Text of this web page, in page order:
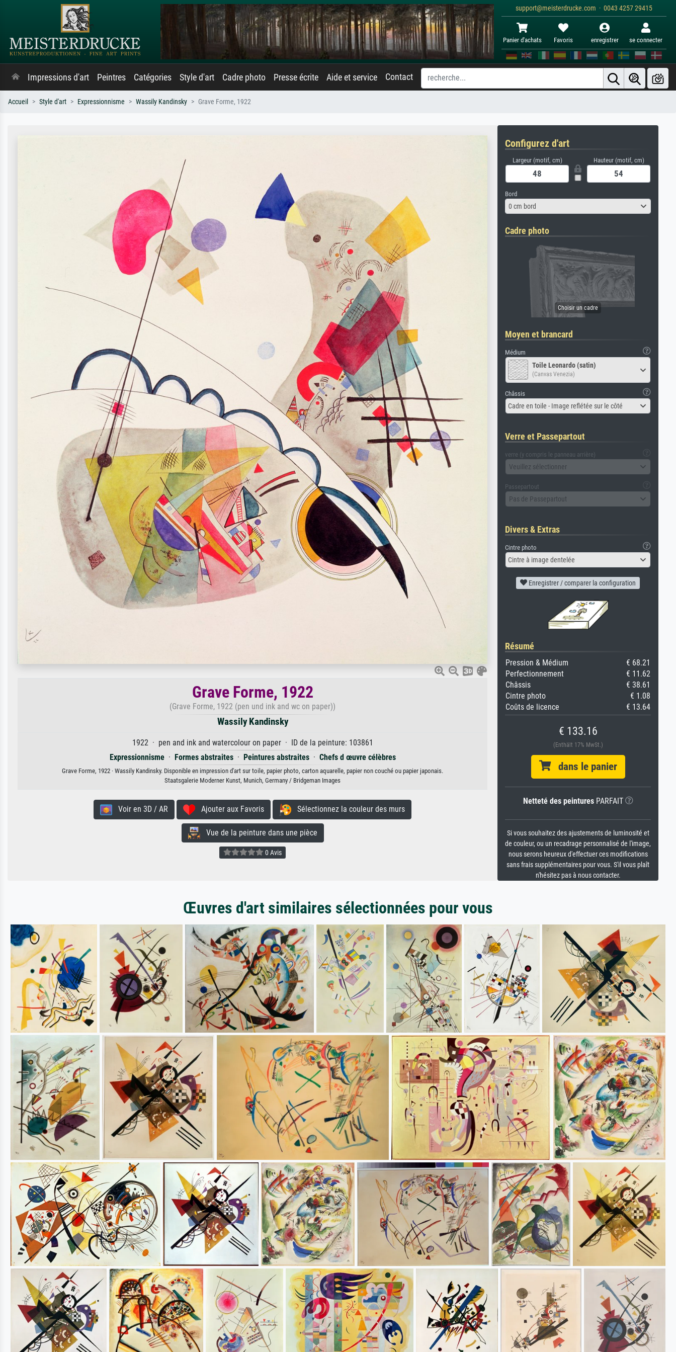
support@meisterdrucke.com · 0043 4257 29415
Panier d'achats Favoris enregistrer se connecter
Impressions d'art Peintres Catégories Style d'art Cadre photo Presse écrite Aide et service Contact
Accueil Style d'art Expressionnisme Wassily Kandinsky Grave Forme, 1922
Grave Forme, 1922
(Grave Forme, 1922 (pen und ink and wc on paper))
Wassily Kandinsky
1922 · pen and ink and watercolour on paper · ID de la peinture: 103861
Expressionnisme· Formes abstraites· Peintures abstraites· Chefs d œuvre célèbres
Grave Forme, 1922 · Wassily Kandinsky. Disponible en impression d'art sur toile, papier photo, carton aquarelle, papier non couché ou papier japonais.
Staatsgalerie Moderner Kunst, Munich, Germany / Bridgeman Images
Voir en 3D / AR Ajouter aux Favoris Sélectionnez la couleur des murs
Vue de la peinture dans une pièce
0 Avis
Configurez d'art
Largeur (motif, cm) Hauteur (motif, cm)
Bord
0 cm bord
Cadre photo
Moyen et brancard
Médium
Toile Leonardo (satin)
(Canvas Venezia)
Châssis
Cadre en toile - Image reflétée sur le côté
Verre et Passepartout
verre (y compris le panneau arrière)
Veuillez sélectionner
Passepartout
Pas de Passepartout
Divers & Extras
Cintre photo
Cintre à image dentelée
Enregistrer / comparer la configuration
Résumé
Pression & Médium
€ 68.21
Perfectionnement
€ 11.62
Châssis
€ 38.61
Cintre photo
€ 1.08
Coûts de licence
€ 13.64
€ 133.16
(Enthält 17% MwSt.)
dans le panier
Netteté des peinturesPARFAIT
Si vous souhaitez des ajustements de luminosité et
de couleur, ou un recadrage personnalisé de l'image,
nous serons heureux d'effectuer ces modifications
sans frais supplémentaires pour vous. S'il vous plaît
n'hésitez pas à nous contacter.
Œuvres d'art similaires sélectionnées pour vous